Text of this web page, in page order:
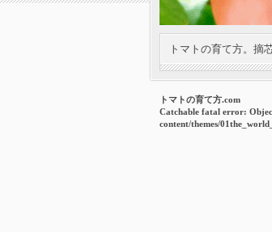
トマトの育て方。摘
トマトの育て方.com
Catchable fatal error:
content/themes/